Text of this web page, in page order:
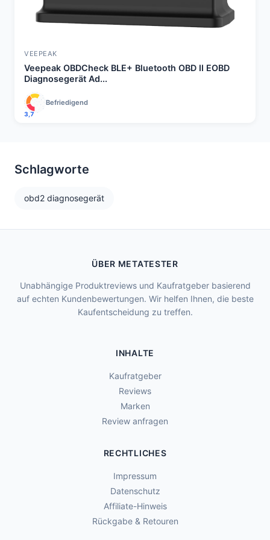
VEEPEAK
Veepeak OBDCheck BLE+ Bluetooth OBD II EOBD
Diagnosegerät Ad...
3,7
Befriedigend
Schlagworte
obd2 diagnosegerät
ÜBER METATESTER
Unabhängige Produktreviews und Kaufratgeber basierend
auf echten Kundenbewertungen. Wir helfen Ihnen, die beste
Kaufentscheidung zu treffen.
INHALTE
Kaufratgeber
Reviews
Marken
Review anfragen
RECHTLICHES
Impressum
Datenschutz
Affiliate-Hinweis
Rückgabe & Retouren